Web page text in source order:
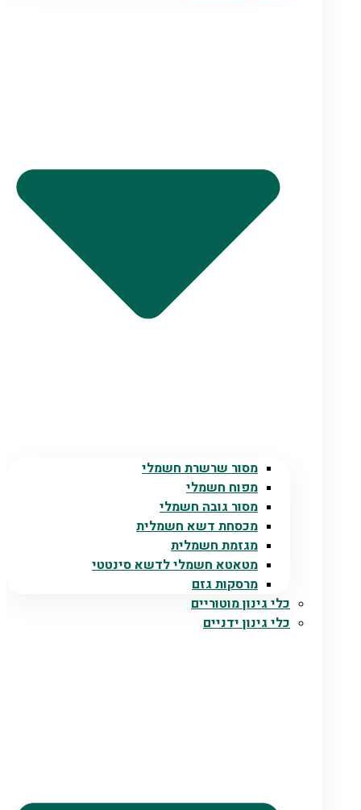
מסור שרשרת חשמלי
מפוח חשמלי
מסור גובה חשמלי
מכסחת דשא חשמלית
מגזמת חשמלית
מטאטא חשמלי לדשא סינטטי
מרסקות גזם
כלי גינון מוטוריים
כלי גינון ידניים